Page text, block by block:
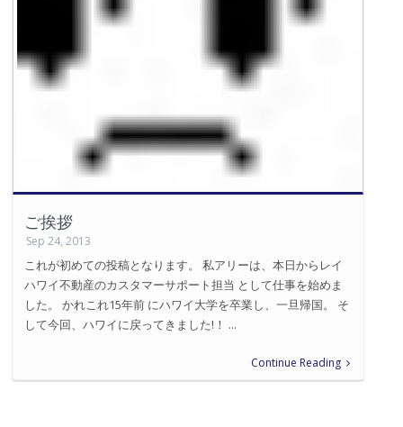
ご挨拶
Sep 24, 2013
これが初めての投稿となります。 私アリーは、本日からレイ
ハワイ不動産のカスタマーサポート担当 として仕事を始めま
した。 かれこれ15年前 にハワイ大学を卒業し、一旦帰国。 そ
して今回、ハワイに戻ってきました!！ ...
Continue Reading